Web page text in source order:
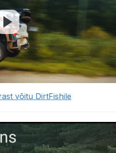
võitu DirtFishile